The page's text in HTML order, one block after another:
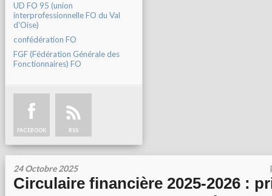
UD FO 95 (union
interprofessionnelle FO du Val
d'Oise)
confédération FO
FGF (Fédération Générale des
Fonctionnaires) FO
FACEBOOK RSS
24 Octobre 2025
Circulaire financière 2025-2026 :